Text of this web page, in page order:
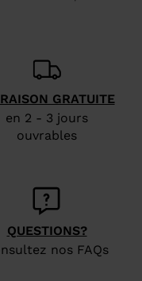
GRATUITE
en 2 - 3 jours
ouvrables
QUESTIONS?
nos FAQs